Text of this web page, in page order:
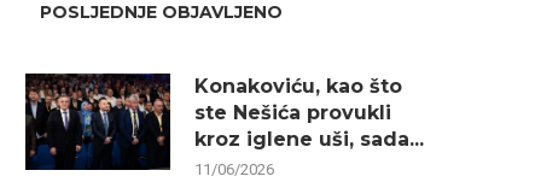
POSLJEDNJE OBJAVLJENO
Konakoviću, kao što
ste Nešića provukli
kroz iglene uši, sada...
11/06/2026